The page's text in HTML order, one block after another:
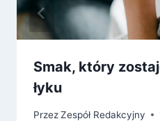
Smak, który
łyku
PrzezZespół Redakcyjny